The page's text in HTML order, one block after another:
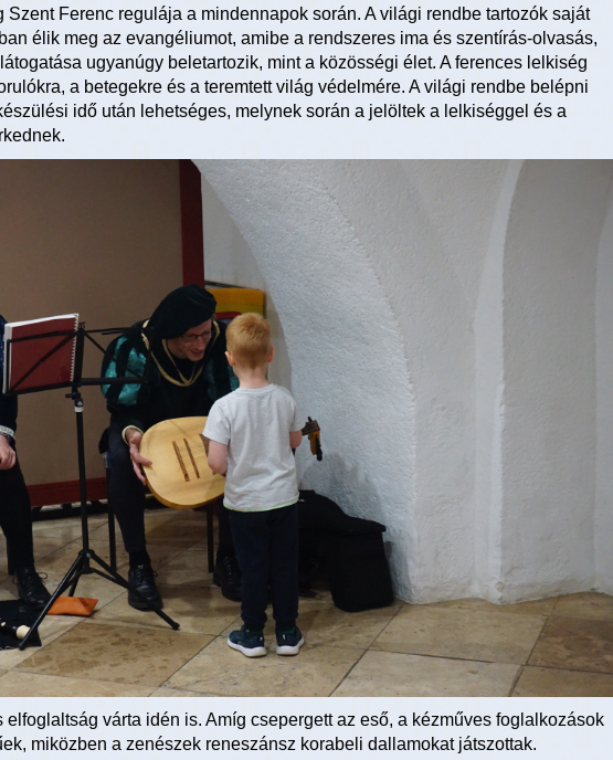
Szent Ferenc regulája a mindennapok során. A világi rendbe tartozók saját
élik meg az evangéliumot, amibe a rendszeres ima és szentírás-olvasás,
ugyanúgy beletartozik, mint a közösségi élet. A ferences lelkiség
a betegekre és a teremtett világ védelmére. A világi rendbe belépni
idő után lehetséges, melynek során a jelöltek a lelkiséggel és a
elfoglaltság várta idén is. Amíg csepergett az eső, a kézműves foglalkozások
miközben a zenészek reneszánsz korabeli dallamokat játszottak.